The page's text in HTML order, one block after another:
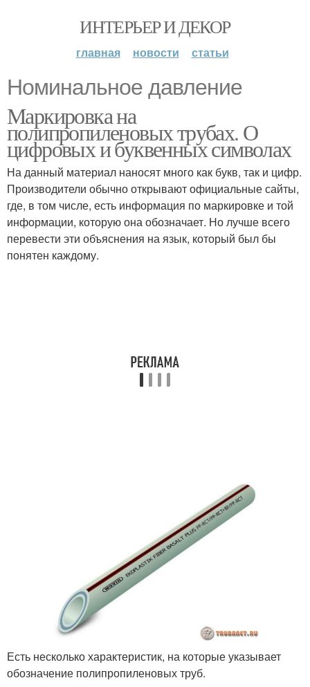
ИНТЕРЬЕР И ДЕКОР
главная новости статьи
Номинальное давление
Маркировка на
полипропиленовых трубах. О
цифровых и буквенных символах
На данный материал наносят много как букв, так и цифр.
Производители обычно открывают официальные сайты,
где, в том числе, есть информация по маркировке и той
информации, которую она обозначает. Но лучше всего
перевести эти объяснения на язык, который был бы
понятен каждому.
Есть несколько характеристик, на которые указывает
обозначение полипропиленовых труб.